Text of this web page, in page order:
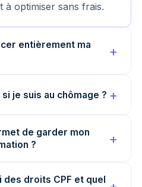
à optimiser sans frais.
entièrement ma
je suis au chômage ?
de garder mon
?
droits CPF et quel